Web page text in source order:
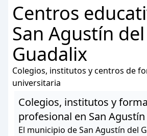
Centros
San Agustín del
Guadalix
Colegios, institutos y centros de
universitaria
Colegios, institutos y
profesional en San
El municipio de San Agustín del